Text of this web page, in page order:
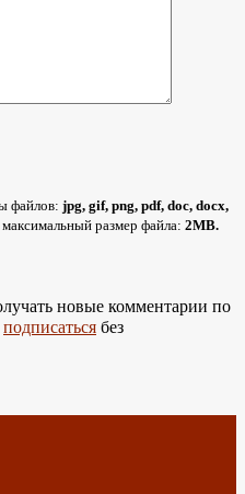
файлов: jpg, gif, png, pdf, doc, docx,
максимальный размер файла: 2MB.
новые комментарии по
подписаться без